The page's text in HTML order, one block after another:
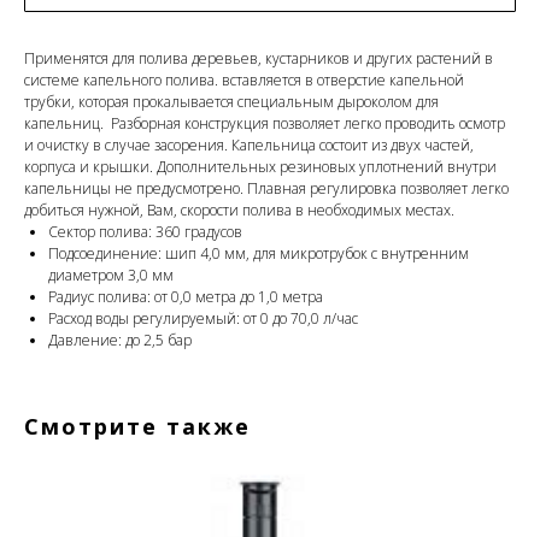
Применятся для полива деревьев, кустарников и других растений в
системе капельного полива. вставляется в отверстие капельной
трубки, которая прокалывается специальным дыроколом для
капельниц. Разборная конструкция позволяет легко проводить осмотр
и очистку в случае засорения. Капельница состоит из двух частей,
корпуса и крышки. Дополнительных резиновых уплотнений внутри
капельницы не предусмотрено. Плавная регулировка позволяет легко
добиться нужной, Вам, скорости полива в необходимых местах.
Сектор полива: 360 градусов
Подсоединение: шип 4,0 мм, для микротрубок с внутренним
диаметром 3,0 мм
Радиус полива: от 0,0 метра до 1,0 метра
Расход воды регулируемый: от 0 до 70,0 л/час
Давление: до 2,5 бар
Смотрите также